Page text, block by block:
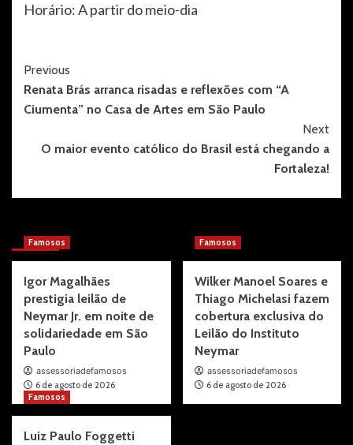
Horário: A partir do meio-dia
Post
Navigation
Previous
Renata Brás arranca risadas e reflexões com “A
Ciumenta” no Casa de Artes em São Paulo
Next
O maior evento católico do Brasil está chegando a
Fortaleza!
More Stories
Famosos
Igor Magalhães
prestigia leilão de
Neymar Jr. em noite de
solidariedade em São
Paulo
assessoriadefamosos
6 de agosto de 2026
Famosos
Wilker Manoel Soares e
Thiago Michelasi fazem
cobertura exclusiva do
Leilão do Instituto
Neymar
assessoriadefamosos
6 de agosto de 2026
Famosos
Luiz Paulo Foggetti